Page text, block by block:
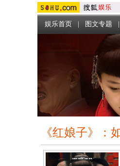
娱乐首页 图文专题
《红娘子》：